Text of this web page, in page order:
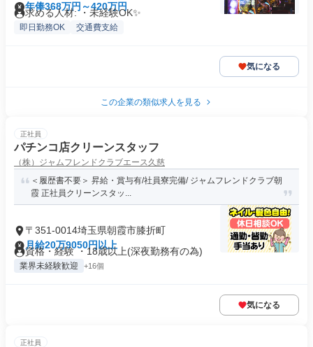
年俸368万円～420万円
求める人材: ・未経験OK✨
即日勤務OK 交通費支給
気になる
この企業の類似求人を見る
正社員
パチンコ店クリーンスタッフ
（株）ジャムフレンドクラブエース久慈
＜履歴書不要＞ 昇給・賞与有/社員寮完備/ ジャムフレンドクラブ朝
霞 正社員クリーンスタッ...
〒351-0014埼玉県朝霞市膝折町
月給20万9050円以上
資格・経験 ・18歳以上(深夜勤務有の為)
業界未経験歓迎 +16個
気になる
正社員